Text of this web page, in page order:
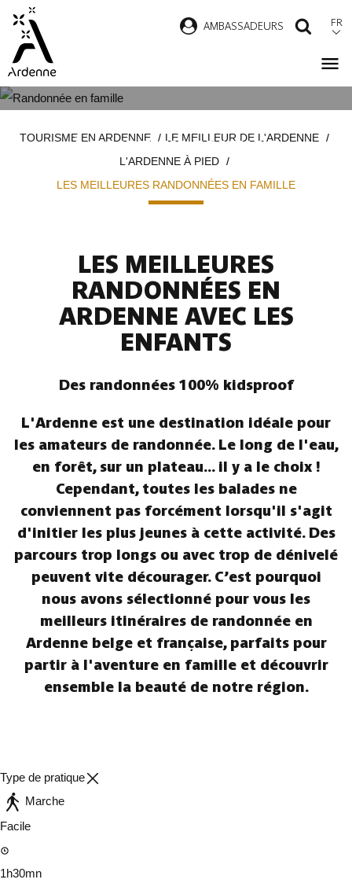
contenu
principal
AMBASSADEURS FR
À FAIRE EN FAMILLE
d'ArianeTOURISME EN ARDENNE
LE MEILLEUR DE L'ARDENNE
L'ARDENNE À PIED
LES MEILLEURES RANDONNÉES EN FAMILLE
LES MEILLEURES
RANDONNÉES EN
ARDENNE AVEC LES
ENFANTS
Des randonnées 100% kidsproof
L'Ardenne est une destination idéale pour
les amateurs de randonnée. Le long de l'eau,
en forêt, sur un plateau... il y a le choix !
Cependant, toutes les balades ne
conviennent pas forcément lorsqu'il s'agit
d'initier les plus jeunes à cette activité. Des
parcours trop longs ou avec trop de dénivelé
peuvent vite décourager. C’est pourquoi
nous avons sélectionné pour vous les
meilleurs itinéraires de randonnée en
Ardenne belge et française, parfaits pour
partir à l'aventure en famille et découvrir
ensemble la beauté de notre région.
Type de pratique
Marche
Facile
1h30mn